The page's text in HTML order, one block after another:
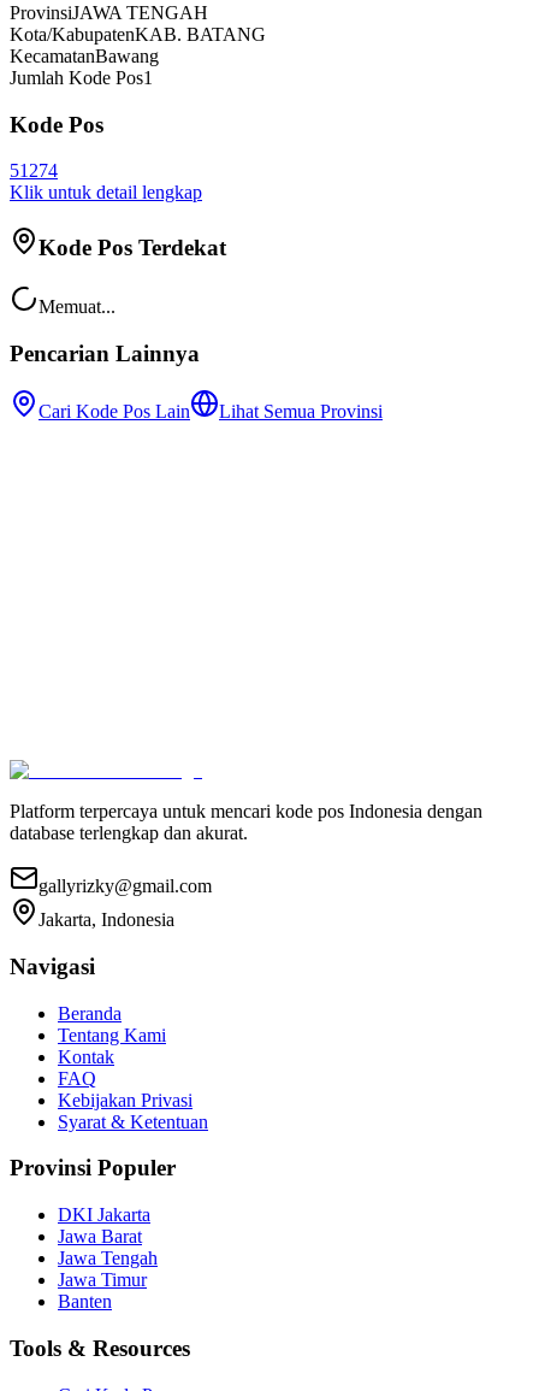
ProvinsiJAWA TENGAH
Kota/KabupatenKAB. BATANG
KecamatanBawang
Jumlah Kode Pos1
Kode Pos
51274
Klik untuk detail lengkap
Kode Pos Terdekat
Memuat...
Pencarian Lainnya
Cari Kode Pos Lain Lihat Semua Provinsi
Platform terpercaya untuk mencari kode pos Indonesia dengan
database terlengkap dan akurat.
gallyrizky@gmail.com
Jakarta, Indonesia
Navigasi
Beranda
Tentang Kami
Kontak
FAQ
Kebijakan Privasi
Syarat & Ketentuan
Provinsi Populer
DKI Jakarta
Jawa Barat
Jawa Tengah
Jawa Timur
Banten
Tools & Resources